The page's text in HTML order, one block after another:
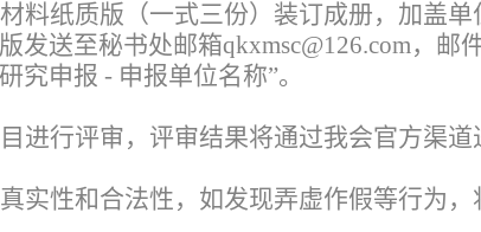
料纸质版（一式三份）装订成册，加盖单
发送至秘书处邮箱qkxmsc@126.com，邮
究申报 - 申报单位名称”。
进行评审，评审结果将通过我会官方渠道
实性和合法性，如发现弄虚作假等行为，